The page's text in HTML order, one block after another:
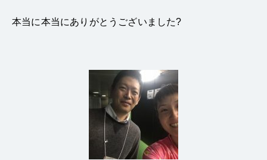
本当に本当にありがとうございました?